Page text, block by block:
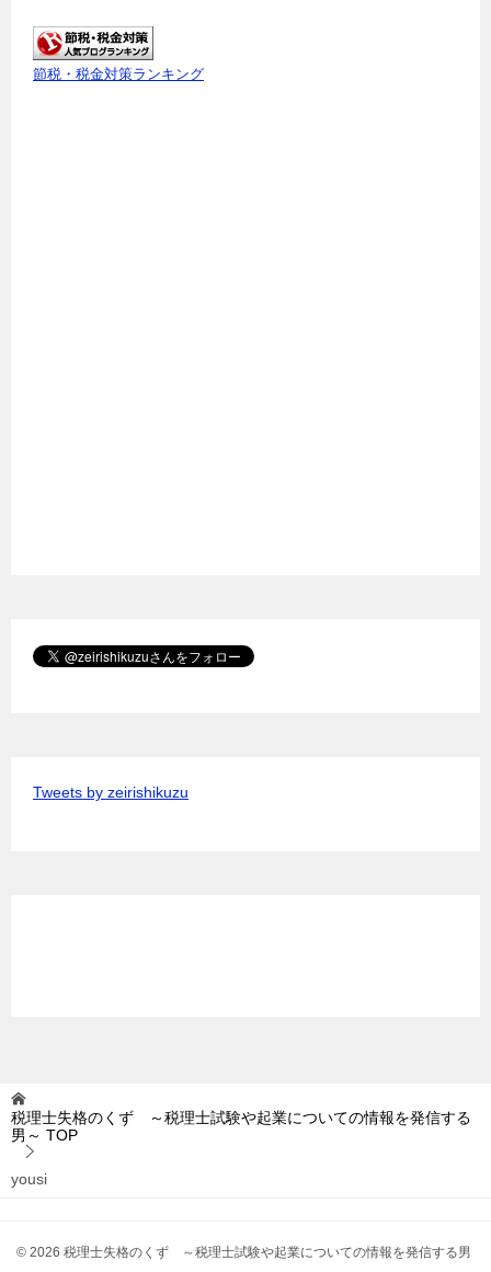
節税・税金対策ランキング
Tweets by zeirishikuzu
税理士失格のくず ～税理士試験や起業についての情報を発信する
男～ TOP
yousi
© 2026 税理士失格のくず ～税理士試験や起業についての情報を発信する男